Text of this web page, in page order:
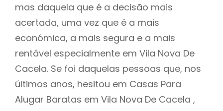
mas daquela que é a decisão mais
acertada, uma vez que é a mais
económica, a mais segura e a mais
rentável especialmente em Vila Nova De
Cacela. Se foi daquelas pessoas que, nos
últimos anos, hesitou em Casas Para
Alugar Baratas em Vila Nova De Cacela ,